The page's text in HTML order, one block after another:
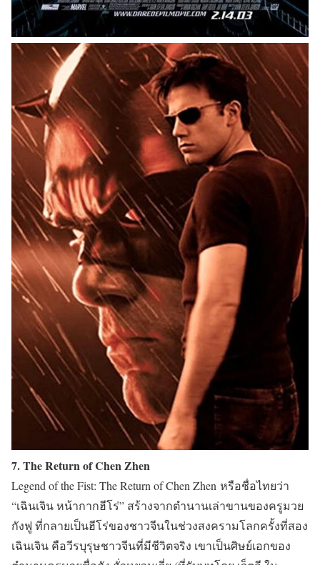
7. The Return of Chen Zhen
Legend of the Fist: The Return of Chen Zhen หรือชื่อไทยว่า
“เฉินเจิน หน้ากากฮีโร่” สร้างจากตำนานเล่าขานของครูมวย
กังฟู ที่กลายเป็นฮีโร่ของชาวจีนในช่วงสงครามโลกครั้งที่สอง
เฉินเจิน คือวีรบุรุษชาวจีนที่มีชีวิตจริง เขาเป็นศิษย์เอกของ